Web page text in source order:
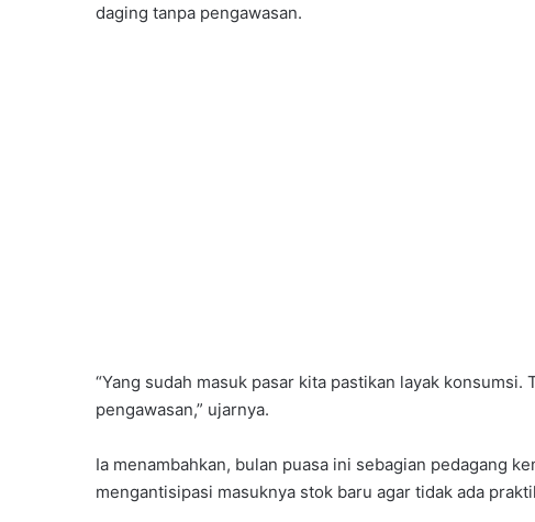
daging tanpa pengawasan.
“Yang sudah masuk pasar kita pastikan layak
pengawasan,” ujarnya.
Ia menambahkan, bulan puasa ini sebagian pedagang
mengantisipasi masuknya stok baru agar tidak ada